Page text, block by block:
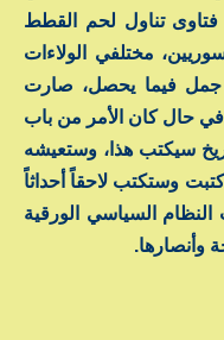
تناول لحم القطط
مختلفي الولاءات
جمل فيما يحصل، صارت
في حال كان الأمر من باب
سيكتب هذا، وستعيشه
كتبت وستكتب لاحقاً أحداثاً
النظام السياسي الورقية
وأنصارها.